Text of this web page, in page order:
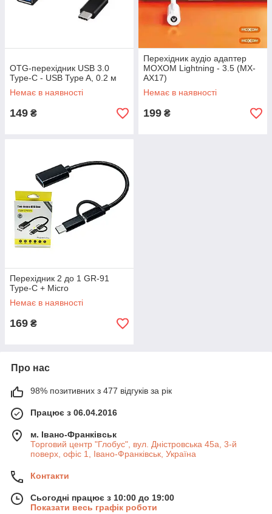
OTG-перехідник USB 3.0
Type-C - USB Type A, 0.2 м
Немає в наявності
149 ₴
Перехідник аудіо адаптер
MOXOM Lightning - 3.5 (MX-
AX17)
Немає в наявності
199 ₴
Перехідник 2 до 1 GR-91
Type-C + Micro
Немає в наявності
169 ₴
Про нас
98% позитивних з 477 відгуків за рік
Працює з 06.04.2016
м. Івано-Франківськ
Торговий центр "Глобус", вул. Дністровська 45а, 3-й
поверх, офіс 1, Івано-Франківськ, Україна
Контакти
Сьогодні працює з 10:00 до 19:00
Показати весь графік роботи